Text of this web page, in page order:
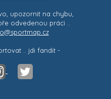
upozornit na chybu,
odvedenou práci ..
.. jdi fandit -